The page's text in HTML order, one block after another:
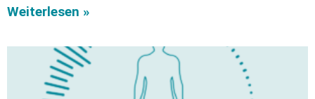
Weiterlesen »